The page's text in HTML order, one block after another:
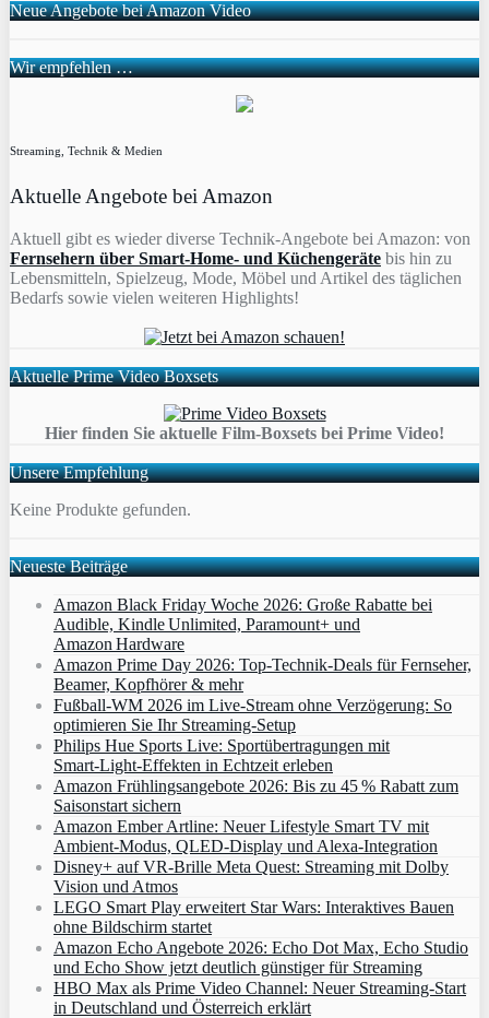
Neue Angebote bei Amazon Video
Wir empfehlen …
Streaming, Technik & Medien
Aktuelle Angebote bei Amazon
Aktuell gibt es wieder diverse Technik-Angebote bei Amazon: von
Fernsehern über Smart-Home- und Küchengeräte bis hin zu
Lebensmitteln, Spielzeug, Mode, Möbel und Artikel des täglichen
Bedarfs sowie vielen weiteren Highlights!
Aktuelle Prime Video Boxsets
Hier finden Sie aktuelle Film-Boxsets bei Prime Video!
Unsere Empfehlung
Keine Produkte gefunden.
Neueste Beiträge
Amazon Black Friday Woche 2026: Große Rabatte bei
Audible, Kindle Unlimited, Paramount+ und
Amazon Hardware
Amazon Prime Day 2026: Top-Technik-Deals für Fernseher,
Beamer, Kopfhörer & mehr
Fußball-WM 2026 im Live-Stream ohne Verzögerung: So
optimieren Sie Ihr Streaming-Setup
Philips Hue Sports Live: Sportübertragungen mit
Smart‑Light‑Effekten in Echtzeit erleben
Amazon Frühlingsangebote 2026: Bis zu 45 % Rabatt zum
Saisonstart sichern
Amazon Ember Artline: Neuer Lifestyle Smart TV mit
Ambient‑Modus, QLED‑Display und Alexa‑Integration
Disney+ auf VR-Brille Meta Quest: Streaming mit Dolby
Vision und Atmos
LEGO Smart Play erweitert Star Wars: Interaktives Bauen
ohne Bildschirm startet
Amazon Echo Angebote 2026: Echo Dot Max, Echo Studio
und Echo Show jetzt deutlich günstiger für Streaming
HBO Max als Prime Video Channel: Neuer Streaming‑Start
in Deutschland und Österreich erklärt